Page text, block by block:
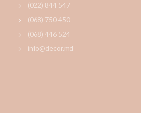
(022) 844 547
(068) 750 450
(068) 446 524
info@decor.md